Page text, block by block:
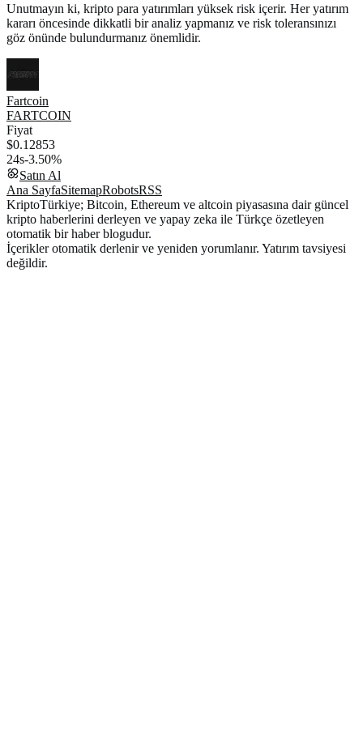
Unutmayın ki, kripto para yatırımları yüksek risk içerir. Her yatırım
kararı öncesinde dikkatli bir analiz yapmanız ve risk toleransınızı
göz önünde bulundurmanız önemlidir.
Fartcoin
FARTCOIN
Fiyat
$0.12853
24s-3.50%
Satın Al
Ana SayfaSitemapRobotsRSS
KriptoTürkiye; Bitcoin, Ethereum ve altcoin piyasasına dair güncel
kripto haberlerini derleyen ve yapay zeka ile Türkçe özetleyen
otomatik bir haber blogudur.
İçerikler otomatik derlenir ve yeniden yorumlanır. Yatırım tavsiyesi
değildir.